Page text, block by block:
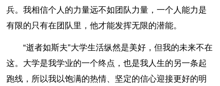
兵。我相信个人的力量远不如团队力量，一个人能力是
有限的只有在团队里，他才能发挥无限的潜能。
“逝者如斯夫”大学生活纵然是美好，但我的未来不在
这。大学是我学业的一个终点，也是我人生的另一条起
跑线，所以我以饱满的热情、坚定的信心迎接更好的明